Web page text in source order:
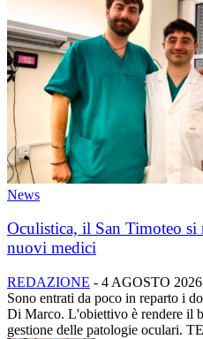
News
Oculistica, il San Timoteo
nuovi medici
REDAZIONE - 4 AGOSTO 2026
Sono entrati da poco in reparto i
Di Marco. L'obiettivo è rendere il
gestione delle patologie oculari.